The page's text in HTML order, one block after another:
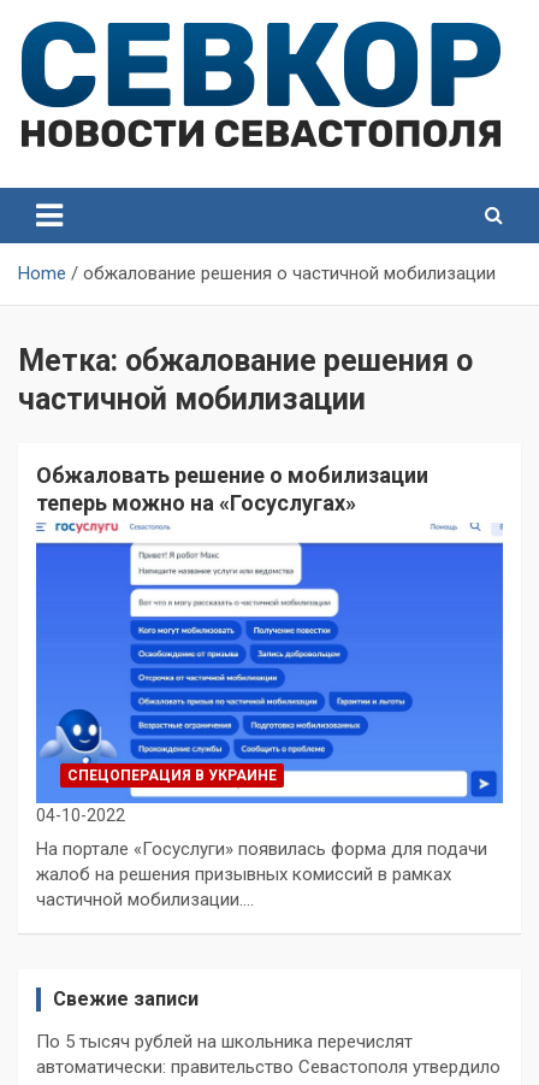
content
Севастополя
Севастополя
Home обжалование решения о частичной мобилизации
Метка: обжалование решения о
частичной мобилизации
Обжаловать решение о мобилизации
теперь можно на «Госуслугах»
СПЕЦОПЕРАЦИЯ В УКРАИНЕ
04-10-2022
На портале «Госуслуги» появилась форма для подачи
жалоб на решения призывных комиссий в рамках
частичной мобилизации.…
Свежие записи
По 5 тысяч рублей на школьника перечислят
автоматически: правительство Севастополя утвердило